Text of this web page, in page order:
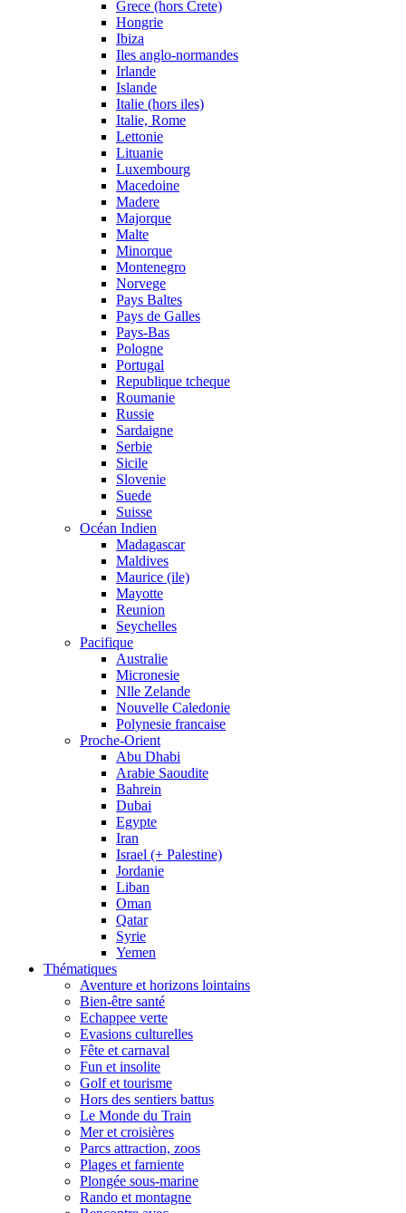
Grece (hors Crete)
Hongrie
Ibiza
Iles anglo-normandes
Irlande
Islande
Italie (hors iles)
Italie, Rome
Lettonie
Lituanie
Luxembourg
Macedoine
Madere
Majorque
Malte
Minorque
Montenegro
Norvege
Pays Baltes
Pays de Galles
Pays-Bas
Pologne
Portugal
Republique tcheque
Roumanie
Russie
Sardaigne
Serbie
Sicile
Slovenie
Suede
Suisse
Océan Indien
Madagascar
Maldives
Maurice (ile)
Mayotte
Reunion
Seychelles
Pacifique
Australie
Micronesie
Nlle Zelande
Nouvelle Caledonie
Polynesie francaise
Proche-Orient
Abu Dhabi
Arabie Saoudite
Bahrein
Dubai
Egypte
Iran
Israel (+ Palestine)
Jordanie
Liban
Oman
Qatar
Syrie
Yemen
Thématiques
Aventure et horizons lointains
Bien-être santé
Echappee verte
Evasions culturelles
Fête et carnaval
Fun et insolite
Golf et tourisme
Hors des sentiers battus
Le Monde du Train
Mer et croisières
Parcs attraction, zoos
Plages et farniente
Plongée sous-marine
Rando et montagne